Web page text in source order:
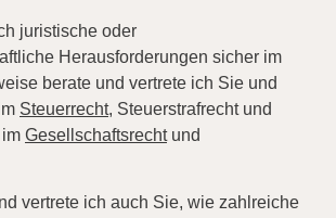
juristische oder
Herausforderungen sicher im
berate und vertrete ich Sie und
Steuerrecht, Steuerstrafrecht und
Gesellschaftsrechtund
vertrete ich auch Sie, wie zahlreiche